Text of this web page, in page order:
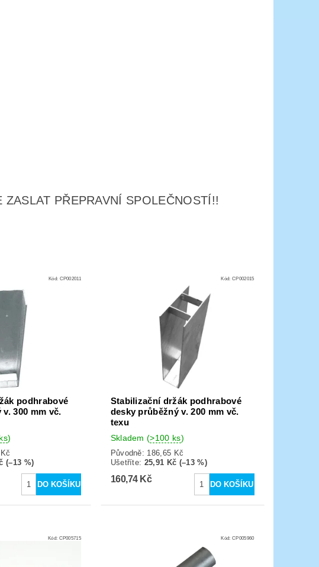
PŘEPRAVNÍ SPOLEČNOSTÍ!!
Kód: CP002011
podhrabové
300 mm vč.
)
(–13 %)
Kód:CP002015
Stabilizační držák podhrabové
desky průběžný v. 200 mm vč.
texu
Skladem(>100 ks)
Původně: 186,65 Kč
Ušetříte: 25,91 Kč (–13 %)
160,74 Kč
Kód: CP005715 Kód:CP005960